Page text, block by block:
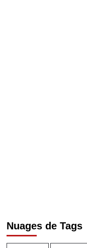
Nuages de Tags